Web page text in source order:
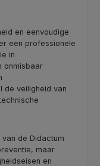
en eenvoudige
een professionele
in
onmisbaar
de veiligheid van
de Didactum
maar
en